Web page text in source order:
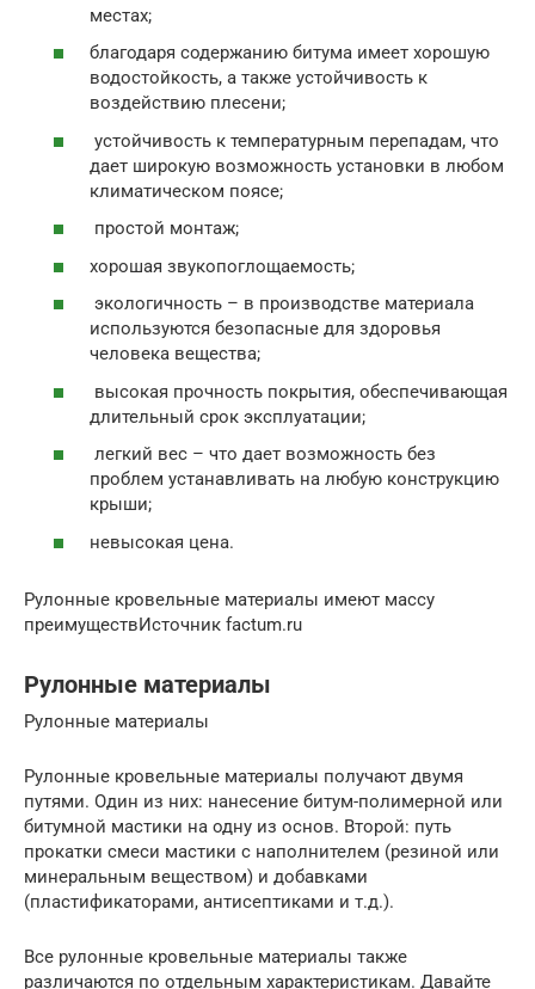
местах;
благодаря содержанию битума имеет хорошую
водостойкость, а также устойчивость к
воздействию плесени;
устойчивость к температурным перепадам, что
дает широкую возможность установки в любом
климатическом поясе;
простой монтаж;
хорошая звукопоглощаемость;
экологичность – в производстве материала
используются безопасные для здоровья
человека вещества;
высокая прочность покрытия, обеспечивающая
длительный срок эксплуатации;
легкий вес – что дает возможность без
проблем устанавливать на любую конструкцию
крыши;
невысокая цена.
Рулонные кровельные материалы имеют массу
преимуществИсточник factum.ru
Рулонные материалы
Рулонные материалы
Рулонные кровельные материалы получают двумя
путями. Один из них: нанесение битум-полимерной или
битумной мастики на одну из основ. Второй: путь
прокатки смеси мастики с наполнителем (резиной или
минеральным веществом) и добавками
(пластификаторами, антисептиками и т.д.).
Все рулонные кровельные материалы также
различаются по отдельным характеристикам. Давайте